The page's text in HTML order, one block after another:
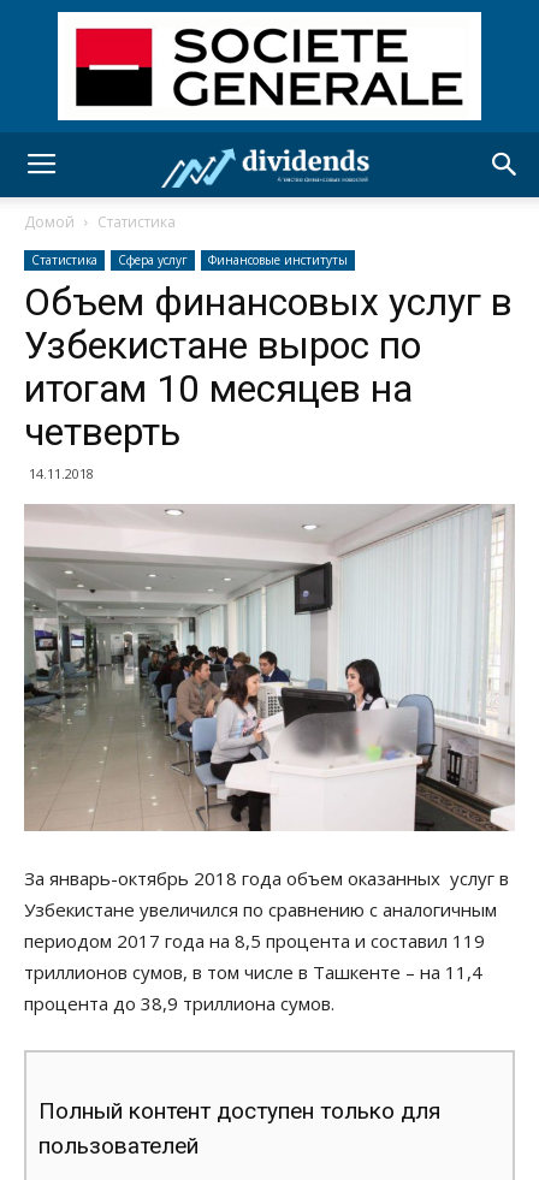
Домой Статистика
Статистика Сфера услуг Финансовые институты
Объем финансовых услуг в
Узбекистане вырос по
итогам 10 месяцев на
четверть
14.11.2018
За январь-октябрь 2018 года объем оказанных услуг в
Узбекистане увеличился по сравнению с аналогичным
периодом 2017 года на 8,5 процента и составил 119
триллионов сумов, в том числе в Ташкенте – на 11,4
процента до 38,9 триллиона сумов.
Полный контент доступен только для
пользователей